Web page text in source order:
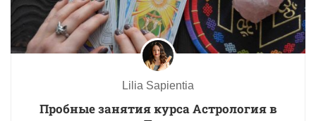
Lilia Sapientia
Пробные занятия курса Астрология в